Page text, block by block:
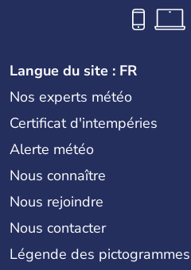
Langue du site : FR
Nos experts météo
Certificat d'intempéries
Alerte météo
Nous connaître
Nous rejoindre
Nous contacter
Légende des pictogrammes